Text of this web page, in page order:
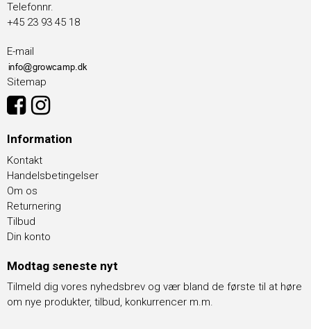
Telefonnr.
+45 23 93 45 18
E-mail
Sitemap
Information
Kontakt
Handelsbetingelser
Om os
Returnering
Tilbud
Din konto
Modtag seneste nyt
Tilmeld dig vores nyhedsbrev og vær bland de første til at høre
om nye produkter, tilbud, konkurrencer m.m.